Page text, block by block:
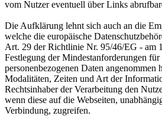
vom Nutzer eventuell über Links
Die Aufklärung lehnt sich auch an die
welche die europäische
Art. 29 der Richtlinie Nr. 95/46/EG - am
Festlegung der Mindestanforderungen
personenbezogenen Daten angenommen
Modalitäten, Zeiten und Art der
Rechtsinhaber der Verarbeitung den
wenn diese auf die Webseiten,
Verbindung, zugreifen.